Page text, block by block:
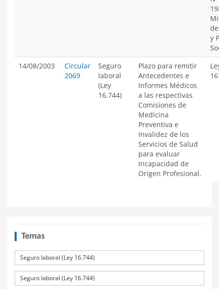
y
14/08/2003
Circular
2069
Seguro
laboral
(Ley
16.744)
Plazo para remitir
Antecedentes e
Informes Médicos
a las respectivas
Comisiones de
Medicina
Preventiva e
Invalidez de los
Servicios de Salud
para evaluar
Incapacidad de
Origen Profesional.
Temas
Seguro laboral (Ley 16.744)
Seguro laboral (Ley 16.744)